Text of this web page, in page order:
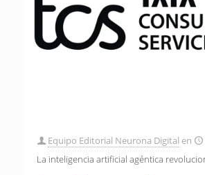
Equipo Editorial Neurona Digital en
La inteligencia artificial agéntica